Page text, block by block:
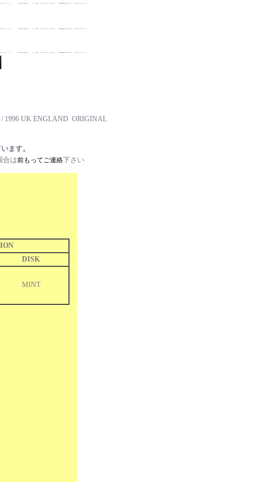
1996 UK ENGLAND ORIGINAL
ます。
合は前もってご連絡下さい
DISK
MINT